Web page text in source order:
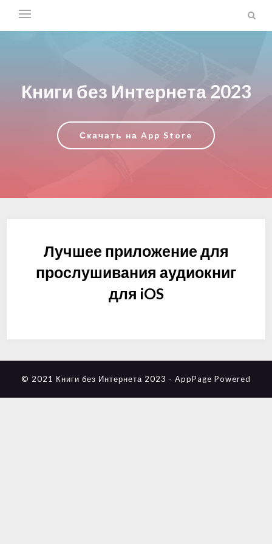
Книги без Интернета 2023
Скачать на App Store
Лучшее приложение для
прослушивания аудиокниг
для iOS
© 2021 Книги без Интернета 2023 - AppPage Powered